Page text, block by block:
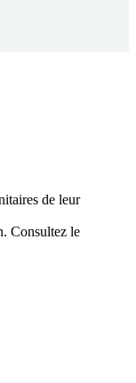
de leur
Consultez le